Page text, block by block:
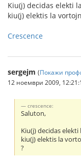
Kiu(j) decidas elekti
kiu(j) elektis la
Crescence
sergejm (Покажи
12 ноември 2009,
crescence:
Saluton,
Kiu(j) decidas
kiu(j) elektis la
?